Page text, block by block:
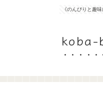
《のんびりと趣
koba-